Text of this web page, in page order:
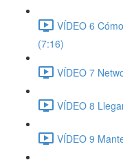
VÍDEO 6
(7:16)
VÍDEO 7
VÍDEO 8
VÍDEO 9